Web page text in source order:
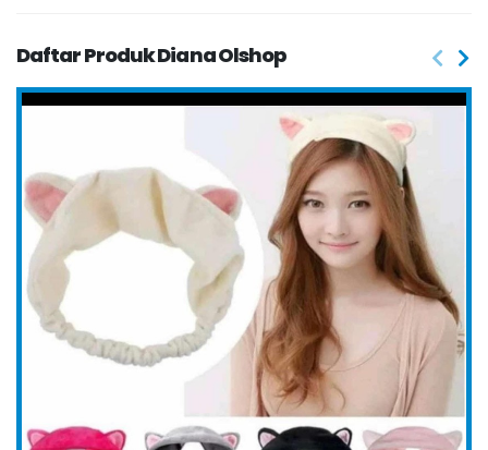
Daftar Produk Diana Olshop